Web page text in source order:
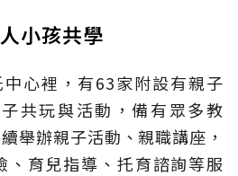
小孩共學
心裡，有63家附設有親子
共玩與活動，備有眾多教
舉辦親子活動、親職講座，
、育兒指導、托育諮詢等服